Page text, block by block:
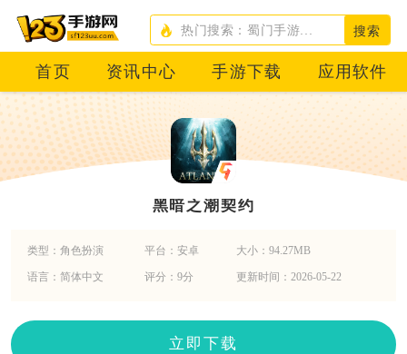
搜索
首页 资讯中心 手游下载 应用软件
黑暗之潮契约
类型：角色扮演 平台：安卓 大小：94.27MB
语言：简体中文 评分：9分 更新时间：2026-05-22
立即下载